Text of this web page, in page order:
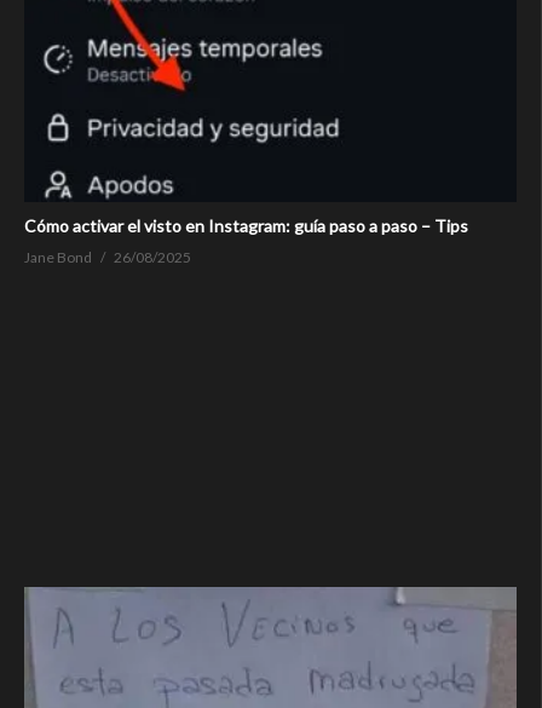
Cómo activar el visto en Instagram: guía paso a paso – Tips
Jane Bond 26/08/2025